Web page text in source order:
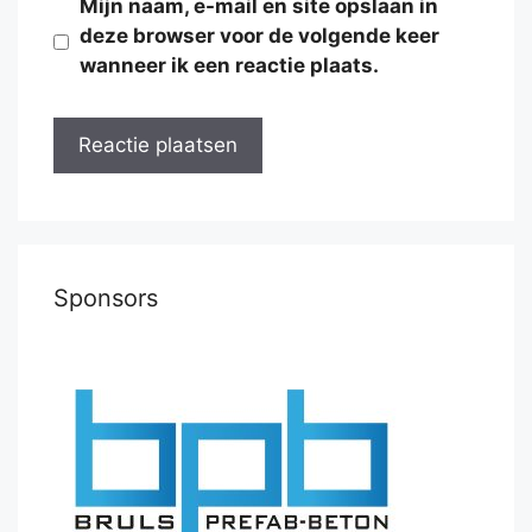
Mijn naam, e-mail en site opslaan in
deze browser voor de volgende keer
wanneer ik een reactie plaats.
Sponsors